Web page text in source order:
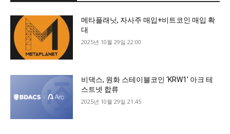
메타플래닛, 자사주 매입+비트코인 매입 확
대
2025년 10월 29일 22:00
비댁스, 원화 스테이블코인 ‘KRW1’ 아크 테
스트넷 합류
2025년 10월 29일 21:45